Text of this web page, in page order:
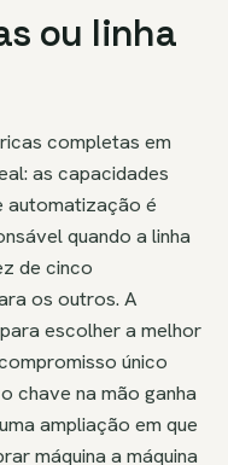
ou linha
completas em
as capacidades
automatização é
quando a linha
de cinco
os outros. A
escolher a melhor
único
chave na mão ganha
ampliação em que
máquina a máquina